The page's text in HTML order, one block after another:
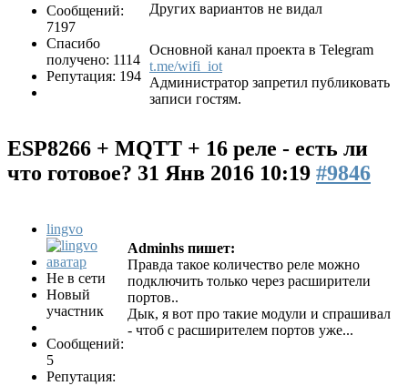
Сообщений:
7197
Спасибо
получено: 1114
Репутация: 194
Других вариантов не видал
Основной канал проекта в Telegram
t.me/wifi_iot
Администратор запретил публиковать
записи гостям.
ESP8266 + MQTT + 16 реле - есть ли
что готовое? 31 Янв 2016 10:19 #9846
lingvo
Не в сети
Новый
участник
Сообщений:
5
Репутация:
Adminhs пишет:
Правда такое количество реле можно
подключить только через расширители
портов..
Дык, я вот про такие модули и спрашивал
- чтоб с расширителем портов уже...